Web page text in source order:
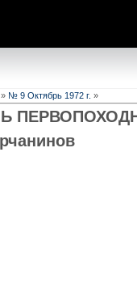
» № 9 Октябрь 1972 г. »